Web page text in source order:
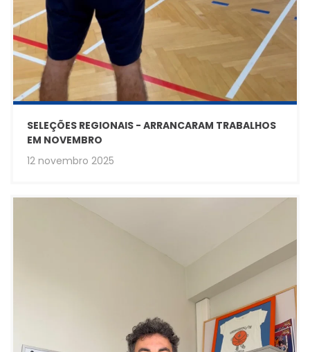
SELEÇÕES REGIONAIS - ARRANCARAM TRABALHOS
EM NOVEMBRO
12 novembro 2025